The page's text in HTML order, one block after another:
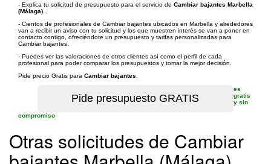
- Explica tu solicitud de presupuesto para el servicio de Cambiar bajantes Marbella
(Málaga)
- Cientos de profesionales de Cambiar bajantes ubicados en Marbella y alrededores
van a recibir un aviso con tu solicitud y los que muestren interés se van a poner en
contacto contigo, ofreciéndote un presupuesto y tarifas personalizadas para
Cambiar bajantes.
- Puedes ver las valoraciones de otros clientes así como el perfil de cada
profesional para poder comparar los presupuestos y tomar la mejor decisión.
Pide precio Gratis para Cambiar bajantes
es
gratis
y sin
compromiso
Otras solicitudes de Cambiar